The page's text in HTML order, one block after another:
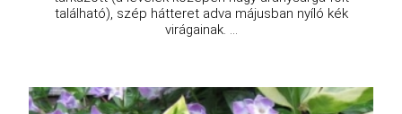
található), szép hátteret adva májusban nyíló kék
virágainak. ...